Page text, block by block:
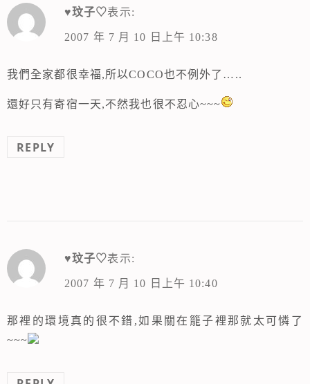
♥玟子♡表示:
2007 年 7 月 10 日上午 10:38
我們全家都很幸福,所以COCO也不例外了…..
還好只有寄宿一天,不然我也很不忍心~~~
REPLY
♥玟子♡表示:
2007 年 7 月 10 日上午 10:40
那裡的環境真的很不錯,如果關在籠子裡那就太可憐了
~~~